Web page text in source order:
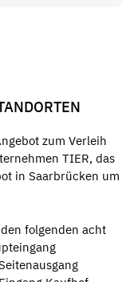
zum Verleih
TIER, das
in Saarbrücken um
folgenden acht